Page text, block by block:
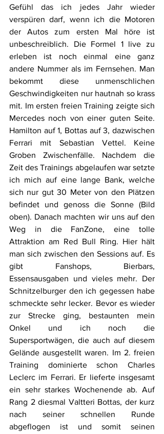
Gefühl das ich jedes Jahr wieder
verspüren darf, wenn ich die Motoren
der Autos zum ersten Mal höre ist
unbeschreiblich. Die Formel 1 live zu
erleben ist noch einmal eine ganz
andere Nummer als im Fernsehen. Man
bekommt diese unmenschlichen
Geschwindigkeiten nur hautnah so krass
mit. Im ersten freien Training zeigte sich
Mercedes noch von einer guten Seite.
Hamilton auf 1, Bottas auf 3, dazwischen
Ferrari mit Sebastian Vettel. Keine
Groben Zwischenfälle. Nachdem die
Zeit des Trainings abgelaufen war setzte
ich mich auf eine lange Bank, welche
sich nur gut 30 Meter von den Plätzen
befindet und genoss die Sonne (Bild
oben). Danach machten wir uns auf den
Weg in die FanZone, eine tolle
Attraktion am Red Bull Ring. Hier hält
man sich zwischen den Sessions auf. Es
gibt Fanshops, Bierbars,
Essensausgaben und vieles mehr. Der
Schnitzelburger den ich gegessen habe
schmeckte sehr lecker. Bevor es wieder
zur Strecke ging, bestaunten mein
Onkel und ich noch die
Supersportwägen, die auch auf diesem
Gelände ausgestellt waren. Im 2. freien
Training dominierte schon Charles
Leclerc im Ferrari. Er lieferte insgesamt
ein sehr starkes Wochenende ab. Auf
Rang 2 diesmal Valtteri Bottas, der kurz
nach seiner schnellen Runde
abgeflogen ist und somit seinen